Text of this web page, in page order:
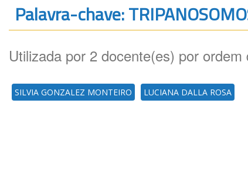
Palavra-chave:
Utilizada por 2 docente(es) por ordem
SILVIA GONZALEZ MONTEIRO LUCIANA DALLA ROSA